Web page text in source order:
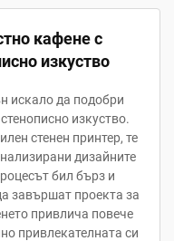
кафене с
изкуство
искало да подобри
изкуство.
стенен принтер, те
дизайните
бил бърз и
завършат проекта за
привлича повече
привлекателната си